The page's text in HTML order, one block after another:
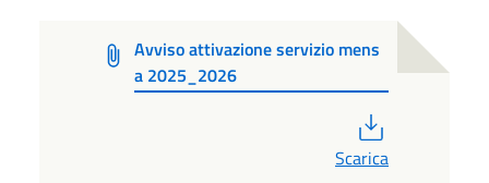
Avviso attivazione servizio mens
a 2025_2026
Scarica